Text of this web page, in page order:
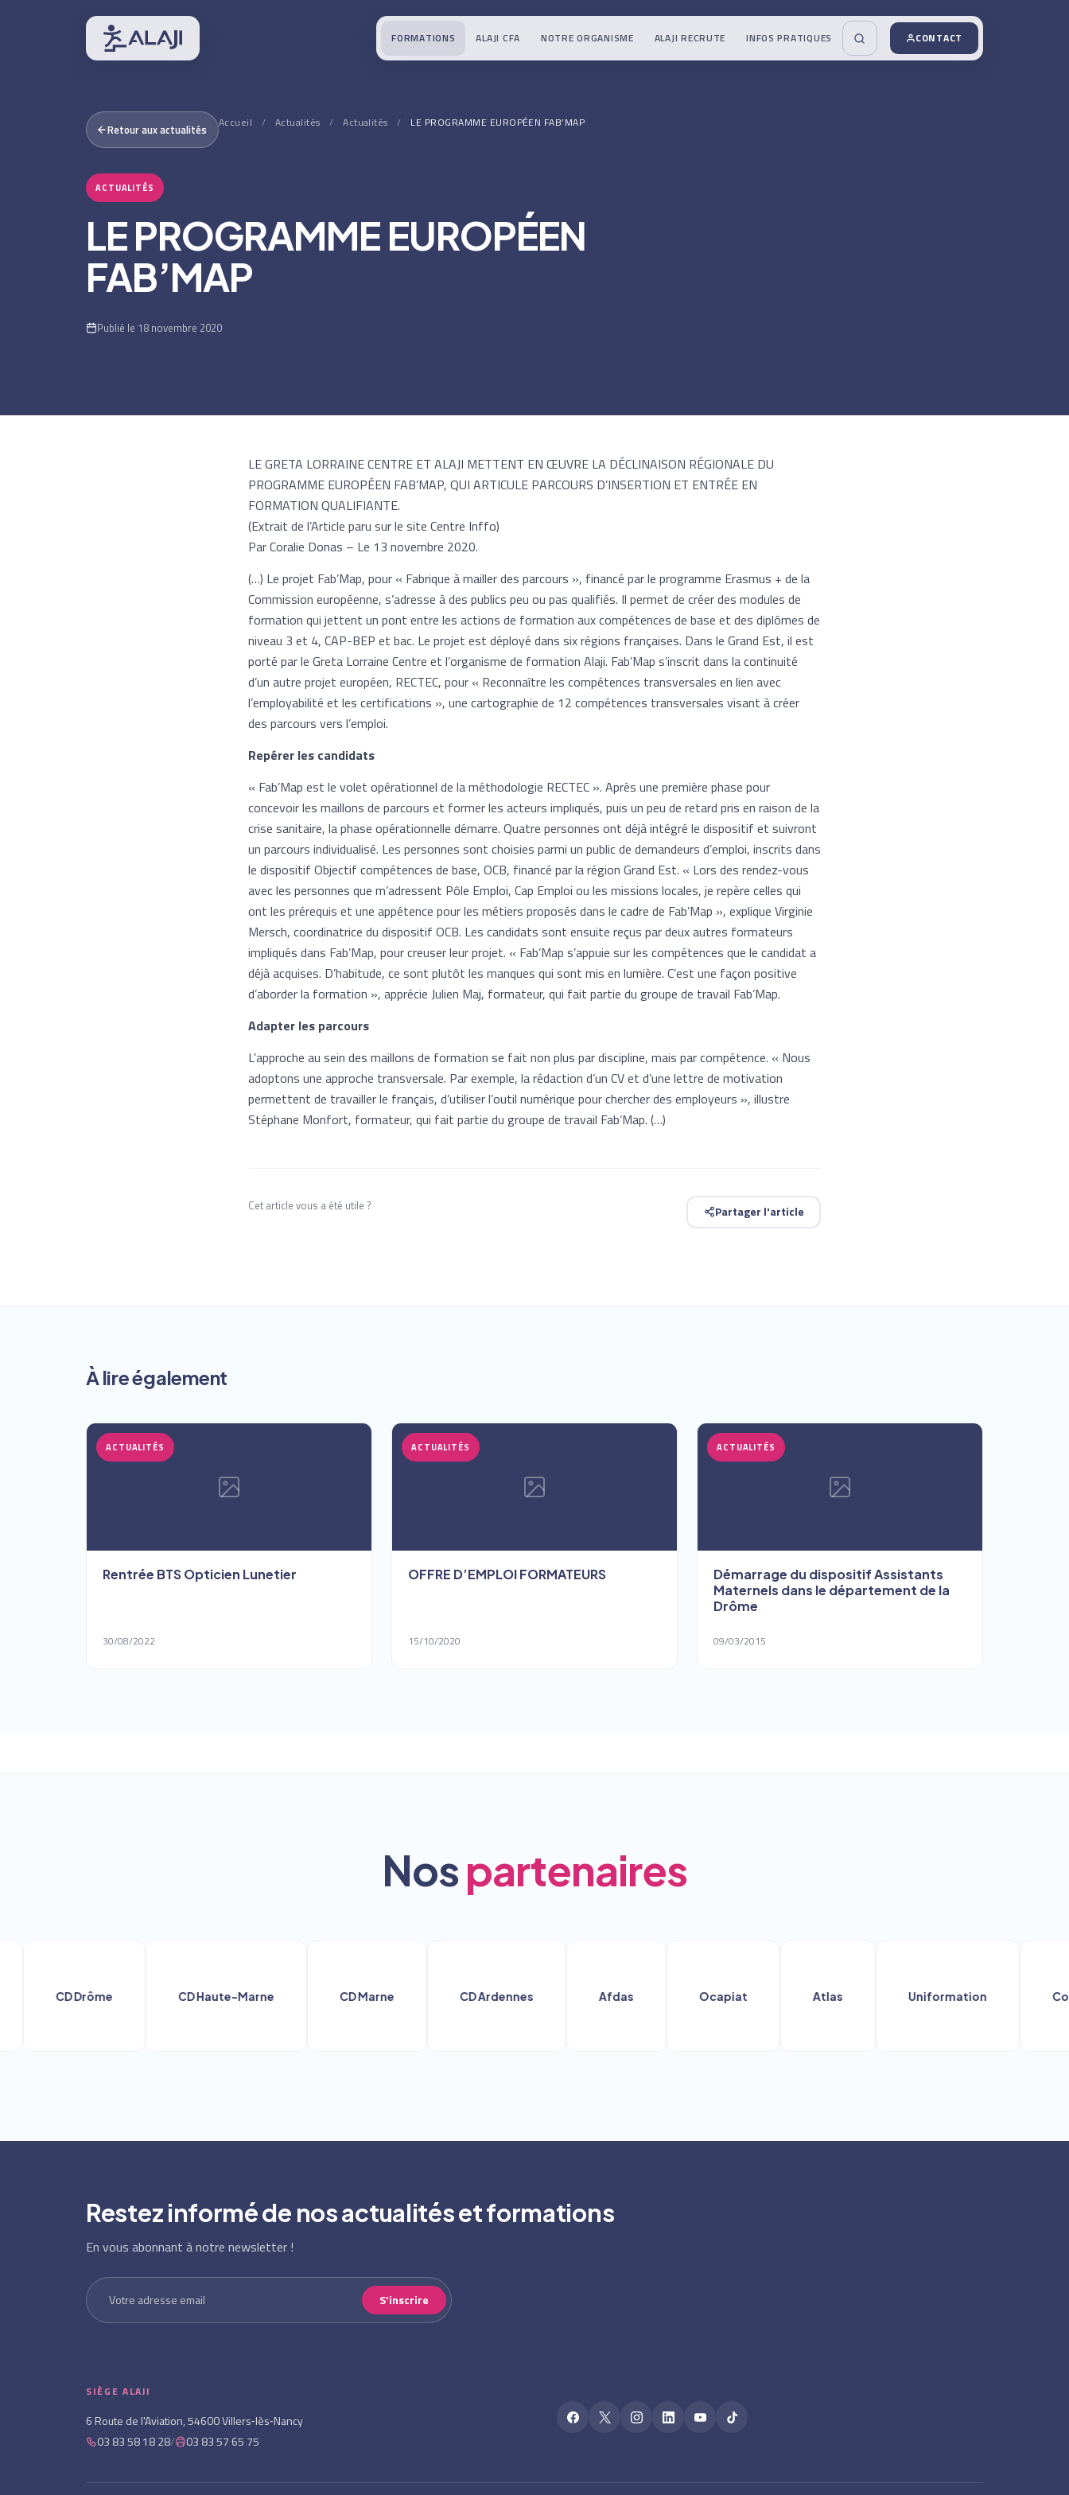
FORMATIONS ALAJI CFA NOTRE ORGANISME ALAJI RECRUTE INFOS PRATIQUES CONTACT
Retour aux actualités Accueil / Actualités / Actualités / LE PROGRAMME EUROPÉEN FAB’MAP
ACTUALITÉS
LE PROGRAMME EUROPÉEN
FAB’MAP
Publié le 18 novembre 2020
LE GRETA LORRAINE CENTRE ET ALAJI METTENT EN ŒUVRE LA DÉCLINAISON RÉGIONALE DU
PROGRAMME EUROPÉEN FAB’MAP, QUI ARTICULE PARCOURS D’INSERTION ET ENTRÉE EN
FORMATION QUALIFIANTE.
(Extrait de l’Article paru sur le site Centre Inffo)
Par Coralie Donas – Le 13 novembre 2020.
(…) Le projet Fab’Map, pour « Fabrique à mailler des parcours », financé par le programme Erasmus + de la
Commission européenne, s’adresse à des publics peu ou pas qualifiés. Il permet de créer des modules de
formation qui jettent un pont entre les actions de formation aux compétences de base et des diplômes de
niveau 3 et 4, CAP-BEP et bac. Le projet est déployé dans six régions françaises. Dans le Grand Est, il est
porté par le Greta Lorraine Centre et l’organisme de formation Alaji. Fab’Map s’inscrit dans la continuité
d’un autre projet européen, RECTEC, pour « Reconnaître les compétences transversales en lien avec
l’employabilité et les certifications », une cartographie de 12 compétences transversales visant à créer
des parcours vers l’emploi.
Repérer les candidats
« Fab’Map est le volet opérationnel de la méthodologie RECTEC ». Après une première phase pour
concevoir les maillons de parcours et former les acteurs impliqués, puis un peu de retard pris en raison de la
crise sanitaire, la phase opérationnelle démarre. Quatre personnes ont déjà intégré le dispositif et suivront
un parcours individualisé. Les personnes sont choisies parmi un public de demandeurs d’emploi, inscrits dans
le dispositif Objectif compétences de base, OCB, financé par la région Grand Est. « Lors des rendez-vous
avec les personnes que m’adressent Pôle Emploi, Cap Emploi ou les missions locales, je repère celles qui
ont les prérequis et une appétence pour les métiers proposés dans le cadre de Fab’Map », explique Virginie
Mersch, coordinatrice du dispositif OCB. Les candidats sont ensuite reçus par deux autres formateurs
impliqués dans Fab’Map, pour creuser leur projet. « Fab’Map s’appuie sur les compétences que le candidat a
déjà acquises. D’habitude, ce sont plutôt les manques qui sont mis en lumière. C’est une façon positive
d’aborder la formation », apprécie Julien Maj, formateur, qui fait partie du groupe de travail Fab’Map.
Adapter les parcours
L’approche au sein des maillons de formation se fait non plus par discipline, mais par compétence. « Nous
adoptons une approche transversale. Par exemple, la rédaction d’un CV et d’une lettre de motivation
permettent de travailler le français, d’utiliser l’outil numérique pour chercher des employeurs », illustre
Stéphane Monfort, formateur, qui fait partie du groupe de travail Fab’Map. (…)
Cet article vous a été utile ? Partager l'article
À lire également
ACTUALITÉS
Rentrée BTS Opticien Lunetier
30/08/2022
ACTUALITÉS
OFFRE D’EMPLOI FORMATEURS
15/10/2020
ACTUALITÉS
Démarrage du dispositif Assistants
Maternels dans le département de la
Drôme
09/03/2015
Nospartenaires
CD Drôme CD Haute-Marne CD Marne CD Ardennes Afdas Ocapiat Uniformation
Restez informé de nos actualités et formations
En vous abonnant à notre newsletter !
S'inscrire
SIÈGE ALAJI
6 Route de l'Aviation, 54600 Villers‑lès‑Nancy
03 83 58 18 28/ 03 83 57 65 75